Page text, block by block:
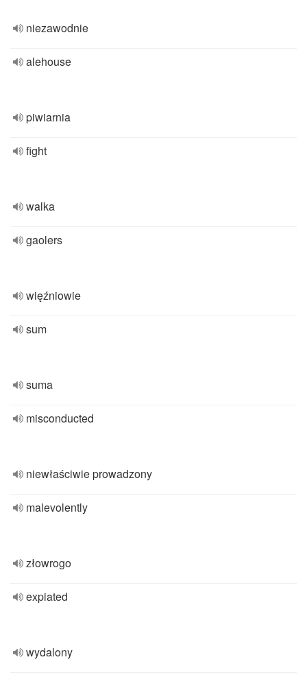
niezawodnie
alehouse
piwiarnia
fight
walka
gaolers
więźniowie
sum
suma
misconducted
niewłaściwie prowadzony
malevolently
złowrogo
expiated
wydalony